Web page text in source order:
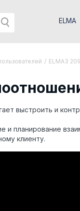
ELMA
/ ELMA3
выстроить и
и планирование
клиенту.